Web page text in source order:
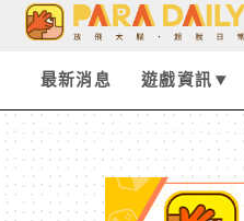
最新消息 遊戲資訊